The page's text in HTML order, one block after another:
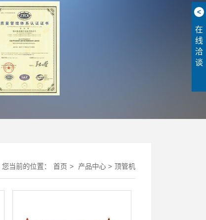
您当前的位置： 首页 > 产品中心 > 顶管机
<
在
线
洽
谈